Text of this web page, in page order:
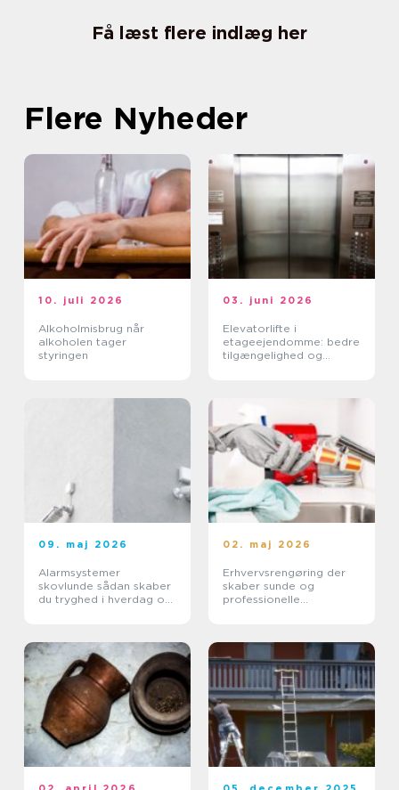
Få læst flere indlæg her
Flere Nyheder
10. juli 2026
Alkoholmisbrug når
alkoholen tager
styringen
03. juni 2026
Elevatorlifte i
etageejendomme: bedre
tilgængelighed og
09. maj 2026
Alarmsystemer
skovlunde sådan skaber
du tryghed i hverdag og
02. maj 2026
Erhvervsrengøring der
skaber sunde og
professionelle